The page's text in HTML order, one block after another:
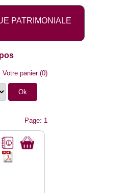
PATRIMONIALE
Votre panier(0)
Page: 1